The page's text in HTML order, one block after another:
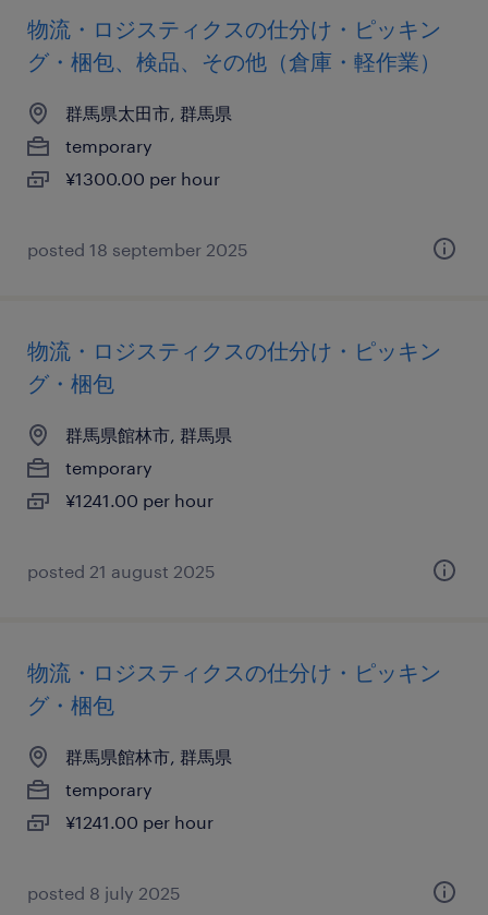
物流・ロジスティクスの仕分け・ピッキン
グ・梱包、検品、その他（倉庫・軽作業）
群馬県太田市, 群馬県
temporary
¥1300.00 per hour
posted 18 september 2025
物流・ロジスティクスの仕分け・ピッキン
グ・梱包
群馬県館林市, 群馬県
temporary
¥1241.00 per hour
posted 21 august 2025
物流・ロジスティクスの仕分け・ピッキン
グ・梱包
群馬県館林市, 群馬県
temporary
¥1241.00 per hour
posted 8 july 2025